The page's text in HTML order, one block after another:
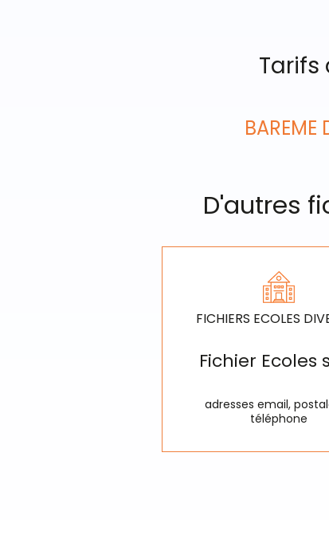
Tarifs
BAREME
D'autres
FICHIERS ECOLES
Fichier Ecoles
adresses email,
téléphone